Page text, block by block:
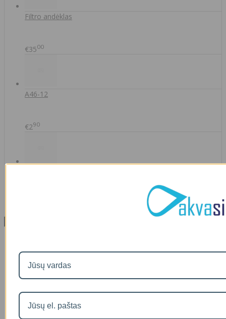
Filtro andėklas
€3500
A46-12
€290
Apsipirkimo sąlygos ir taisyklės
Garantijos
Atsiskaitymas IŠSIMOKĖTINAI